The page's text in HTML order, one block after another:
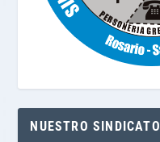
NUESTRO SINDICATO